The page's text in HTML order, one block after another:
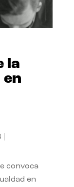
la
en
convoca
en